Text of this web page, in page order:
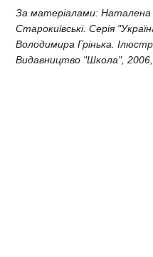
За матеріалами: Наталена
Старокиївські. Серія
Володимира Грінька.
Видавництво "Школа",